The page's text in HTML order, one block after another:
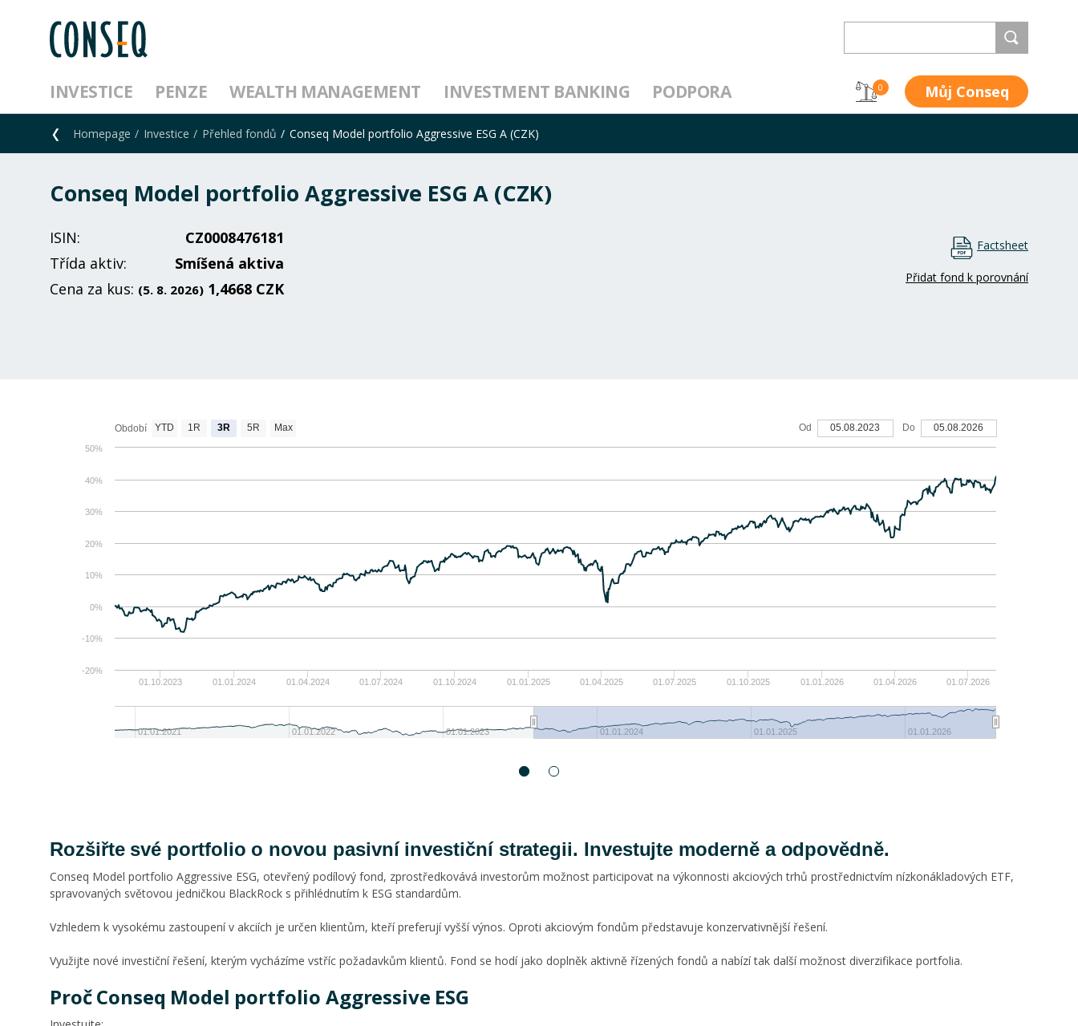
INVESTICE PENZE WEALTH MANAGEMENT INVESTMENT BANKING PODPORA 0 Můj Conseq
Homepage Investice Přehled fondů Conseq Model portfolio Aggressive ESG A (CZK)
Conseq Model portfolio Aggressive ESG A (CZK)
ISIN:
CZ0008476181
Třída aktiv:
Smíšená aktiva
Cena za kus: (5. 8. 2026) 1,4668 CZK
Factsheet
Přidat fond k porovnání
01.10.2023 01.01.2024 01.04.2024 01.07.2024 01.10.2024 01.01.2025 01.04.2025 01.07.2025 01.10.2025 01.01.2026 01.04.2026 01.07.2026
01.01.2021 01.01.2022 01.01.2023 01.01.2024 01.01.2025 01.01.2026
-20%
-10%
0%
10%
20%
30%
40%
50%
Období YTD 1R 3R 5R Max Od 05.08.2023 Do 05.08.2026
Rozšiřte své portfolio o novou pasivní investiční strategii. Investujte moderně a odpovědně.
Conseq Model portfolio Aggressive ESG, otevřený podílový fond, zprostředkovává investorům možnost participovat na výkonnosti akciových trhů prostřednictvím nízkonákladových ETF,
spravovaných světovou jedničkou BlackRock s přihlédnutím k ESG standardům.
Vzhledem k vysokému zastoupení v akciích je určen klientům, kteří preferují vyšší výnos. Oproti akciovým fondům představuje konzervativnější řešení.
Využijte nové investiční řešení, kterým vycházíme vstříc požadavkům klientů. Fond se hodí jako doplněk aktivně řízených fondů a nabízí tak další možnost diverzifikace portfolia.
Proč Conseq Model portfolio Aggressive ESG